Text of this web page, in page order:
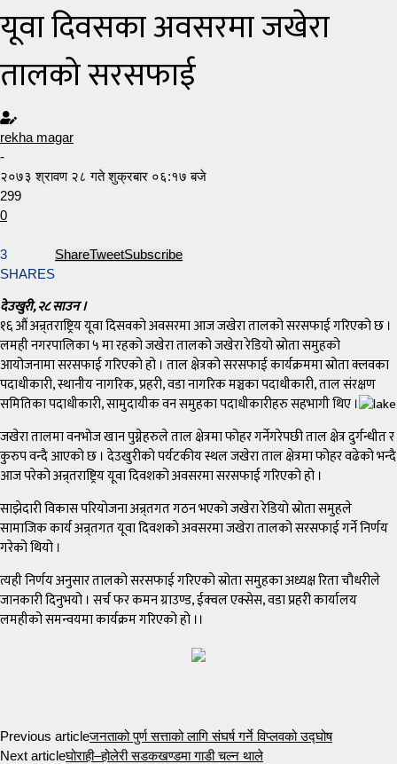
यूवा दिवसका अवसरमा जखेरा
तालको सरसफाई
rekha magar
-
२०७३ श्रावण २८ गते शुक्रबार ०६:१७ बजे
299
0
3
SHARES
ShareTweetSubscribe
देउखुरी, २८ साउन ।
१६ औं अन्र्तराष्ट्रिय यूवा दिसवको अवसरमा आज जखेरा तालको सरसफाई गरिएको छ ।
लमही नगरपालिका ५ मा रहको जखेरा तालको जखेरा रेडियो स्रोता समुहको
आयोजनामा सरसफाई गरिएको हो । ताल क्षेत्रको सरसफाई कार्यक्रममा स्रोता क्लवका
पदाधीकारी, स्थानीय नागरिक, प्रहरी, वडा नागरिक मञ्चका पदाधीकारी, ताल संरक्षण
समितिका पदाधीकारी, सामुदायीक वन समुहका पदाधीकारीहरु सहभागी थिए ।
जखेरा तालमा वनभोज खान पुग्नेहरुले ताल क्षेत्रमा फोहर गर्नेगरेपछी ताल क्षेत्र दुर्गन्धीत र
कुरुप वन्दै आएको छ । देउखुरीको पर्यटकीय स्थल जखेरा ताल क्षेत्रमा फोहर वढेको भन्दै
आज परेको अन्र्तराष्ट्रिय यूवा दिवशको अवसरमा सरसफाई गरिएको हो ।
साझेदारी विकास परियोजना अन्र्तगत गठन भएको जखेरा रेडियो स्रोता समुहले
सामाजिक कार्य अन्र्तगत यूवा दिवशको अवसरमा जखेरा तालको सरसफाई गर्ने निर्णय
गरेको थियो ।
त्यही निर्णय अनुसार तालको सरसफाई गरिएको स्रोता समुहका अध्यक्ष रिता चौधरीले
जानकारी दिनुभयो । सर्च फर कमन ग्राउण्ड, ईक्वल एक्सेस, वडा प्रहरी कार्यालय
लमहीको समन्वयमा कार्यक्रम गरिएको हो ।।
Previous articleजनताको पुर्ण सत्ताको लागि संघर्ष गर्ने विप्लवको उद्घोष
Next articleघोराही–होलेरी सडकखण्डमा गाडी चल्न थाले